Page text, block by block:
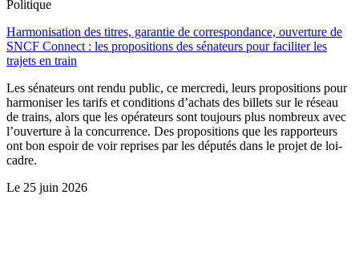
Politique
Harmonisation des titres, garantie de correspondance, ouverture de
SNCF Connect : les propositions des sénateurs pour faciliter les
trajets en train
Les sénateurs ont rendu public, ce mercredi, leurs propositions pour
harmoniser les tarifs et conditions d’achats des billets sur le réseau
de trains, alors que les opérateurs sont toujours plus nombreux avec
l’ouverture à la concurrence. Des propositions que les rapporteurs
ont bon espoir de voir reprises par les députés dans le projet de loi-
cadre.
Le 25 juin 2026